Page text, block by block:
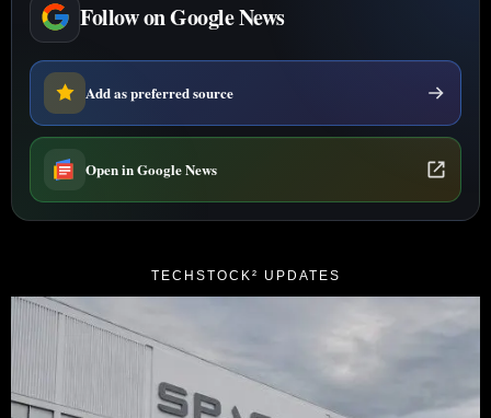
Follow on Google News
Add as preferred source
Open in Google News
TECHSTOCK² UPDATES